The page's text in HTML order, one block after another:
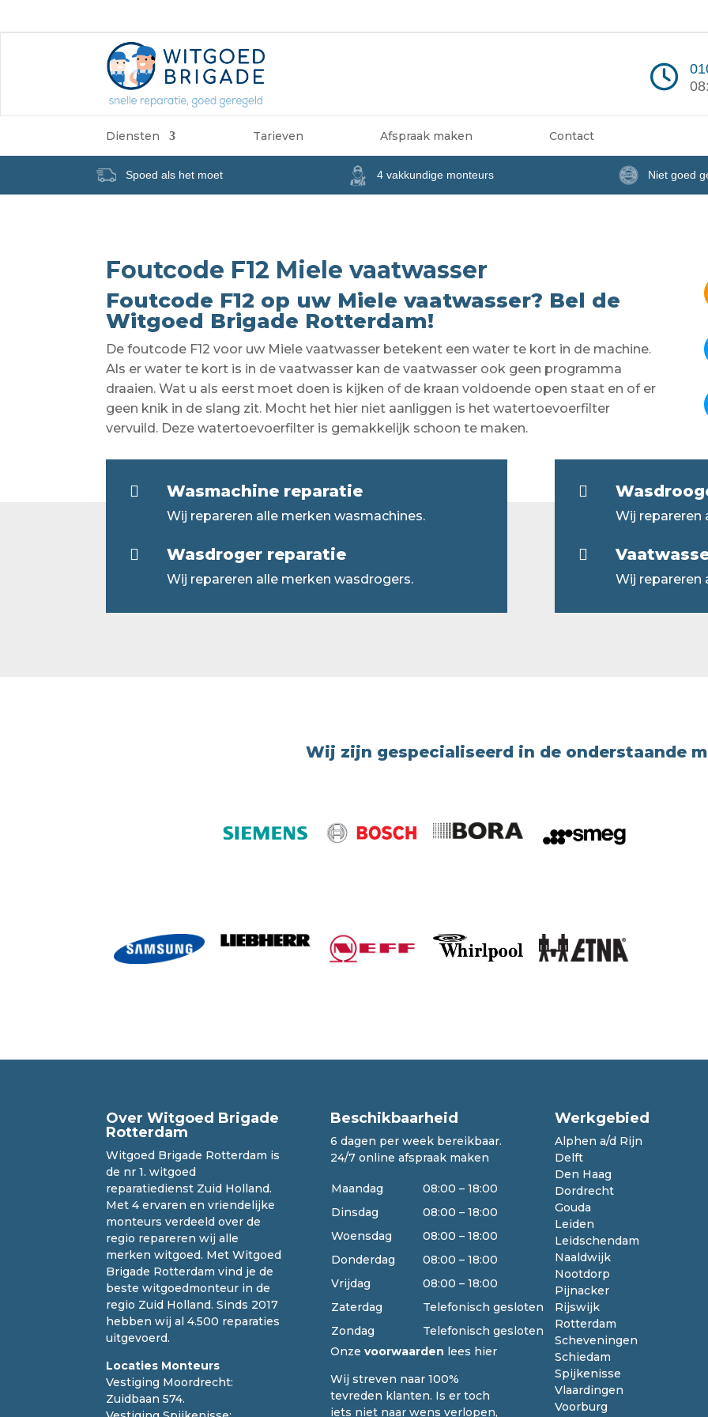
Diensten Tarieven Afspraak maken Contact
Spoed als het moet 4 vakkundige monteurs Niet goed
Foutcode F12 Miele vaatwasser
Foutcode F12 op uw Miele vaatwasser? Bel de
Witgoed Brigade Rotterdam!
De foutcode F12 voor uw Miele vaatwasser betekent een water te kort in de machine.
Als er water te kort is in de vaatwasser kan de vaatwasser ook geen programma
draaien. Wat u als eerst moet doen is kijken of de kraan voldoende open staat en of er
geen knik in de slang zit. Mocht het hier niet aanliggen is het watertoevoerfilter
vervuild. Deze watertoevoerfilter is gemakkelijk schoon te maken.
 Wasmachine reparatie
Wij repareren alle merken wasmachines.
 Wasdroger reparatie
Wij repareren alle merken wasdrogers.

Wij repareren

Wij repareren
Wij zijn gespecialiseerd in de onderstaande
Over Witgoed Brigade
Rotterdam
Witgoed Brigade Rotterdam is
de nr 1. witgoed
reparatiedienst Zuid Holland.
Met 4 ervaren en vriendelijke
monteurs verdeeld over de
regio repareren wij alle
merken witgoed. Met Witgoed
Brigade Rotterdam vind je de
beste witgoedmonteur in de
regio Zuid Holland. Sinds 2017
hebben wij al 4.500 reparaties
uitgevoerd.
Locaties Monteurs
Vestiging Moordrecht:
Zuidbaan 574.
Beschikbaarheid
6 dagen per week bereikbaar.
24/7 online afspraak maken
Maandag
08:00 – 18:00
Dinsdag
08:00 – 18:00
Woensdag
08:00 – 18:00
Donderdag
08:00 – 18:00
Vrijdag
08:00 – 18:00
Zaterdag
Telefonisch gesloten
Zondag
Telefonisch gesloten
Onze voorwaarden lees hier
Wij streven naar 100%
tevreden klanten. Is er toch
iets niet naar wens verlopen,
Werkgebied
Alphen a/d Rijn
Delft
Den Haag
Dordrecht
Gouda
Leiden
Leidschendam
Naaldwijk
Nootdorp
Pijnacker
Rijswijk
Rotterdam
Scheveningen
Schiedam
Spijkenisse
Vlaardingen
Voorburg